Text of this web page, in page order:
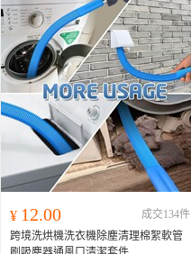
¥ 12.00
成交134件
跨境洗烘機洗衣機除塵清理棉絮軟管